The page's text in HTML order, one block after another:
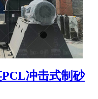
PCL冲击式制砂